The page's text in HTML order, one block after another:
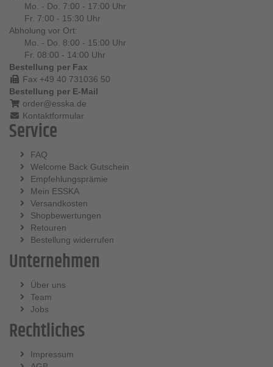
Mo. - Do. 7:00 - 17:00 Uhr
Fr. 7:00 - 15:30 Uhr
Abholung vor Ort:
Mo. - Do. 8:00 - 15:00 Uhr
Fr. 08:00 - 14:00 Uhr
Bestellung per Fax
Fax +49 40 731036 50
Bestellung per E-Mail
order@esska.de
Kontaktformular
Service
FAQ
Welcome Back Gutschein
Empfehlungsprämie
Mein ESSKA
Versandkosten
Shopbewertungen
Retouren
Bestellung widerrufen
Unternehmen
Über uns
Team
Jobs
Rechtliches
Impressum